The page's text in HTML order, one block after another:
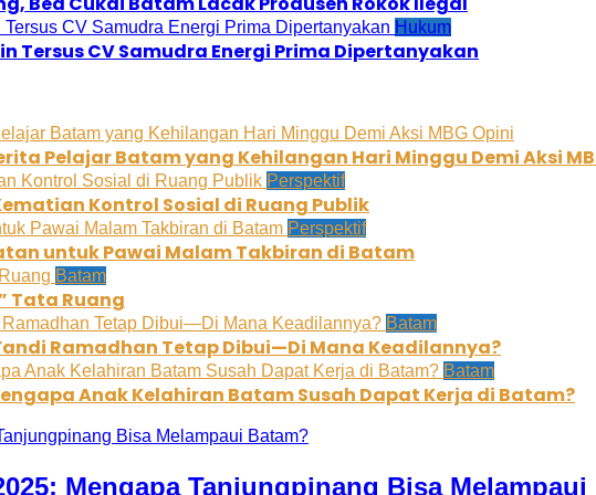
Hukum
Tersus CV Samudra Energi Prima Dipertanyakan
Opini
Pelajar Batam yang Kehilangan Hari Minggu Demi Aksi
Perspektif
Kontrol Sosial di Ruang Publik
Perspektif
untuk Pawai Malam Takbiran di Batam
Batam
Tata Ruang
Batam
Ramadhan Tetap Dibui—Di Mana Keadilannya?
Batam
Anak Kelahiran Batam Susah Dapat Kerja di Batam?
Mengapa Tanjungpinang Bisa Melampaui